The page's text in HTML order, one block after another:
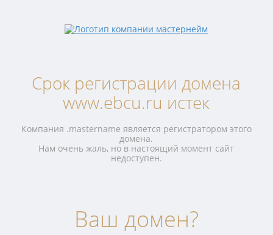
Срок регистрации домена
www.ebcu.ru истек
Компания .mastername является регистратором этого
домена.
Нам очень жаль, но в настоящий момент сайт
недоступен.
Ваш домен?